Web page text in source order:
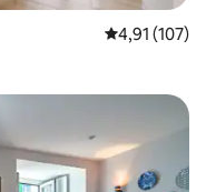
4,91 de uma
4,91 (107)